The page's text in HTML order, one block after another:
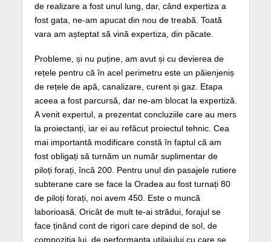
de realizare a fost unul lung, dar, când expertiza a
fost gata, ne-am apucat din nou de treabă. Toată
vara am așteptat să vină expertiza, din păcate.
Probleme, și nu puține, am avut și cu devierea de
rețele pentru că în acel perimetru este un păienjeniș
de rețele de apă, canalizare, curent și gaz. Etapa
aceea a fost parcursă, dar ne-am blocat la expertiză.
A venit expertul, a prezentat concluziile care au mers
la proiectanți, iar ei au refăcut proiectul tehnic. Cea
mai importantă modificare constă în faptul că am
fost obligați să turnăm un număr suplimentar de
piloți forați, încă 200. Pentru unul din pasajele rutiere
subterane care se face la Oradea au fost turnați 80
de piloți forați, noi avem 450. Este o muncă
laborioasă. Oricât de mult te-ai strădui, forajul se
face ținând cont de rigori care depind de sol, de
compoziția lui, de performanța utilajului cu care se